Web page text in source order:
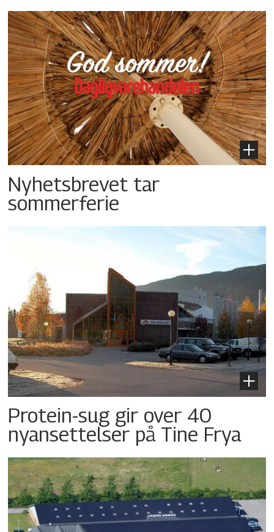
Nyhetsbrevet tar
sommerferie
Protein-sug gir over 40
nyansettelser på Tine Frya